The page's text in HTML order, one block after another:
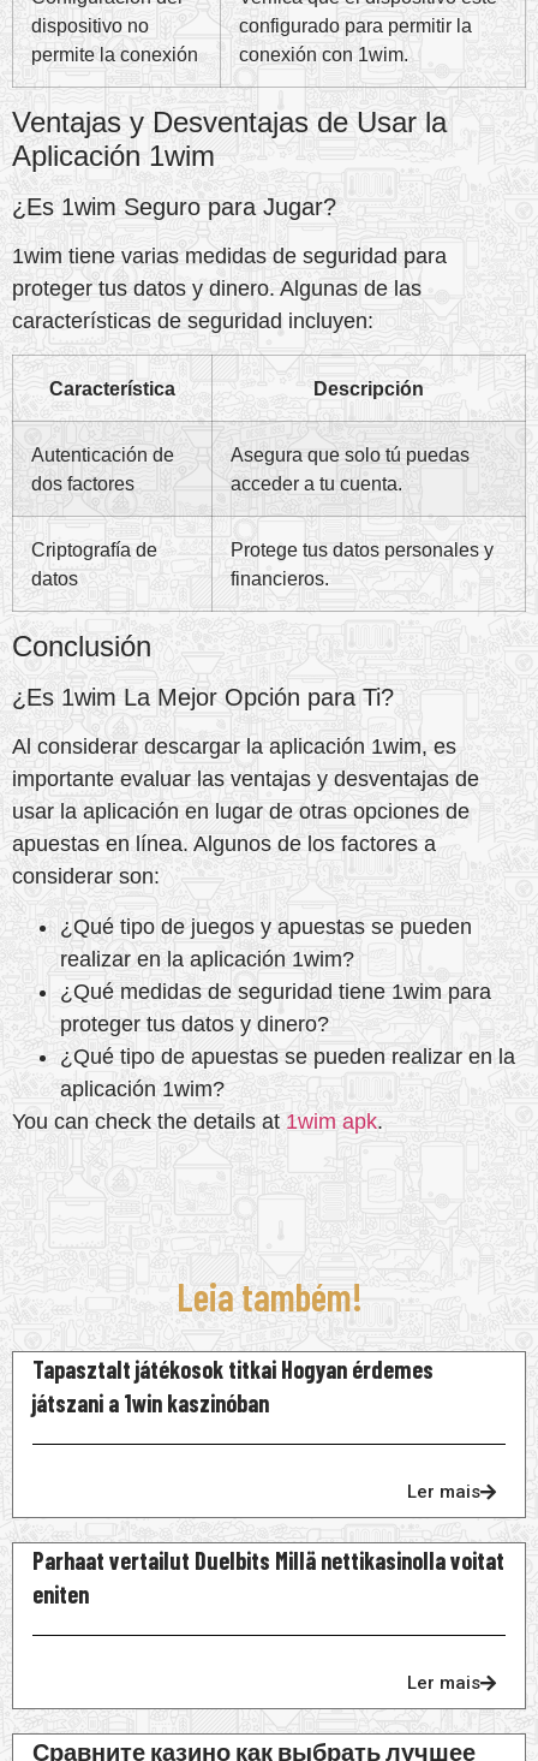
dispositivo no
permite la conexión
configurado para permitir la
conexión con 1wim.
Ventajas y Desventajas de Usar la
Aplicación 1wim
¿Es 1wim Seguro para Jugar?
1wim tiene varias medidas de seguridad para
proteger tus datos y dinero. Algunas de las
características de seguridad incluyen:
Característica Descripción
Autenticación de
dos factores
Asegura que solo tú puedas
acceder a tu cuenta.
Criptografía de
datos
Protege tus datos personales y
financieros.
Conclusión
¿Es 1wim La Mejor Opción para Ti?
Al considerar descargar la aplicación 1wim, es
importante evaluar las ventajas y desventajas de
usar la aplicación en lugar de otras opciones de
apuestas en línea. Algunos de los factores a
considerar son:
¿Qué tipo de juegos y apuestas se pueden
realizar en la aplicación 1wim?
¿Qué medidas de seguridad tiene 1wim para
proteger tus datos y dinero?
¿Qué tipo de apuestas se pueden realizar en la
aplicación 1wim?
You can check the details at 1wim apk.
Leia também!
Tapasztalt játékosok titkai Hogyan érdemes
játszani a 1win kaszinóban
Ler mais
Parhaat vertailut Duelbits Millä nettikasinolla voitat
eniten
Ler mais
Сравните казино как выбрать лучшее